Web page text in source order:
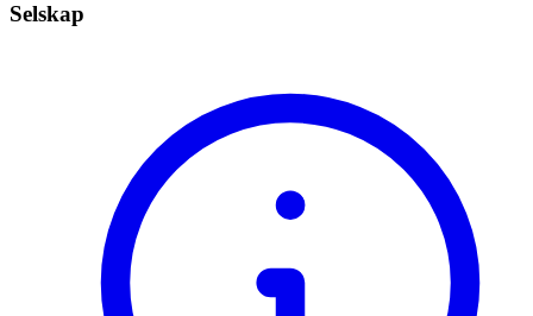
Selskap